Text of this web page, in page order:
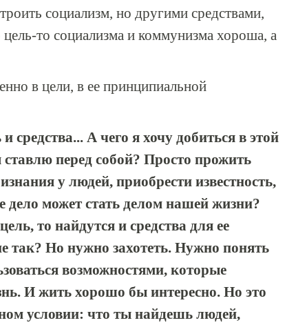
социализм, но другими средствами,
то социализма и коммунизма хороша, а
в цели, в ее принципиальной
средства... А чего я хочу добиться в этой
перед собой? Просто прожить
у людей, приобрести известность,
дело может стать делом нашей жизни?
то найдутся и средства для ее
так? Но нужно захотеть. Нужно понять
возможностями, которые
И жить хорошо бы интересно. Но это
условии: что ты найдешь людей,